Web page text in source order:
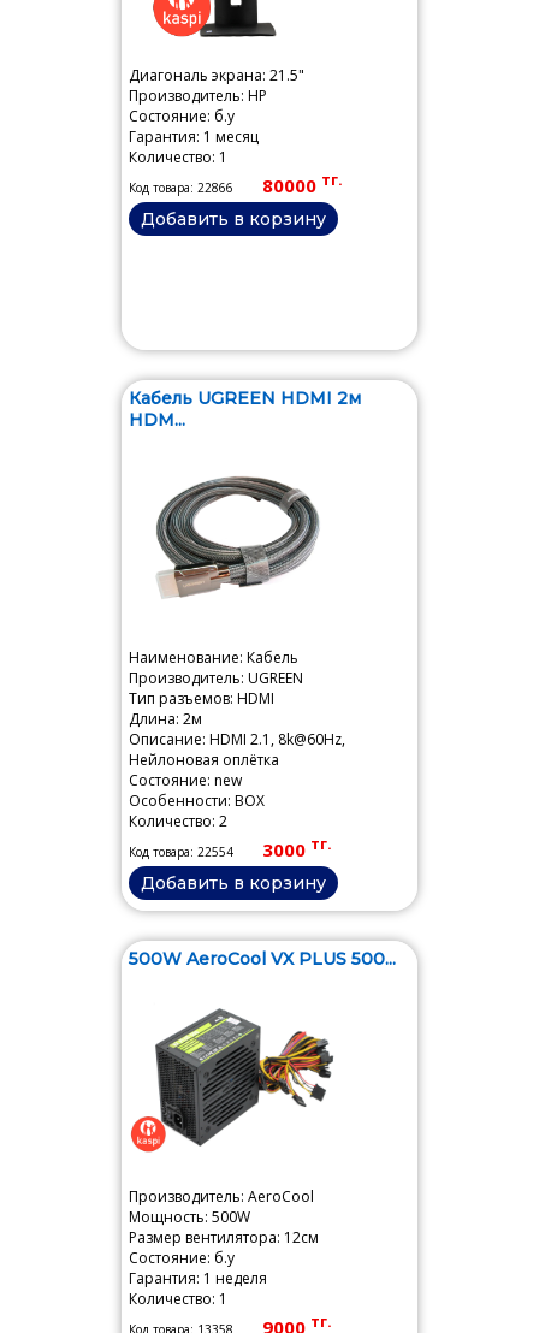
Диагональ экрана: 21.5"
Производитель: HP
Состояние: б.у
Гарантия: 1 месяц
Количество: 1
Код товара: 22866 80000 тг.
Добавить в корзину
Кабель UGREEN HDMI 2м
HDM...
Наименование: Кабель
Производитель: UGREEN
Тип разъемов: HDMI
Длина: 2м
Описание: HDMI 2.1, 8k@60Hz,
Нейлоновая оплётка
Состояние: new
Особенности: BOX
Количество: 2
Код товара: 22554 3000 тг.
Добавить в корзину
500W AeroCool VX PLUS 500...
Производитель: AeroCool
Мощность: 500W
Размер вентилятора: 12см
Состояние: б.у
Гарантия: 1 неделя
Количество: 1
Код товара: 13358 9000 тг.